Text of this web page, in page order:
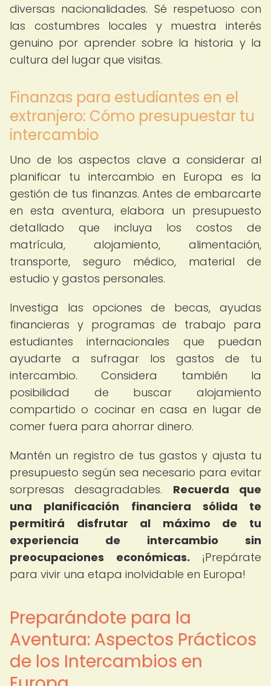
diversas nacionalidades. Sé respetuoso con
las costumbres locales y muestra interés
genuino por aprender sobre la historia y la
cultura del lugar que visitas.
Finanzas para estudiantes en el
extranjero: Cómo presupuestar tu
intercambio
Uno de los aspectos clave a considerar al
planificar tu intercambio en Europa es la
gestión de tus finanzas. Antes de embarcarte
en esta aventura, elabora un presupuesto
detallado que incluya los costos de
matrícula, alojamiento, alimentación,
transporte, seguro médico, material de
estudio y gastos personales.
Investiga las opciones de becas, ayudas
financieras y programas de trabajo para
estudiantes internacionales que puedan
ayudarte a sufragar los gastos de tu
intercambio. Considera también la
posibilidad de buscar alojamiento
compartido o cocinar en casa en lugar de
comer fuera para ahorrar dinero.
Mantén un registro de tus gastos y ajusta tu
presupuesto según sea necesario para evitar
sorpresas desagradables. Recuerda que
una planificación financiera sólida te
permitirá disfrutar al máximo de tu
experiencia de intercambio sin
preocupaciones económicas. ¡Prepárate
para vivir una etapa inolvidable en Europa!
Preparándote para la
Aventura: Aspectos Prácticos
de los Intercambios en